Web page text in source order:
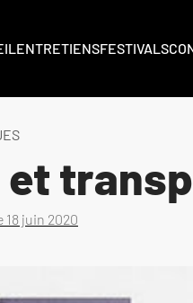
ENTRETIENSFESTIVALS
18 juin 2020